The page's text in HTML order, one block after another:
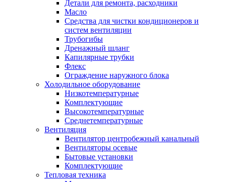
Детали для ремонта, расходники
Масло
Средства для чистки кондиционеров и
систем вентиляции
Трубогибы
Дренажный шланг
Капилярные трубки
Флекс
Ограждение наружного блока
Холодильное оборудование
Низкотемпературные
Комплектующие
Высокотемпературные
Среднетемпературные
Вентиляция
Вентилятор центробежный канальный
Вентиляторы осевые
Бытовые установки
Комплектующие
Тепловая техника